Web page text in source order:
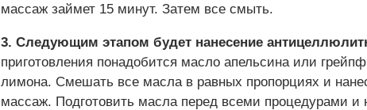
массаж займет 15 минут. Затем все смыть.
3. Следующим этапом будет нанесение
приготовления понадобится масло апельсина или
лимона. Смешать все масла в равных пропорциях и
массаж. Подготовить масла перед всеми процедурами и